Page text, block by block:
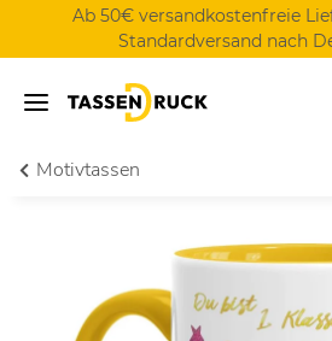
Ab 50€ versandkostenfreie
Standardversand nach
Motivtassen